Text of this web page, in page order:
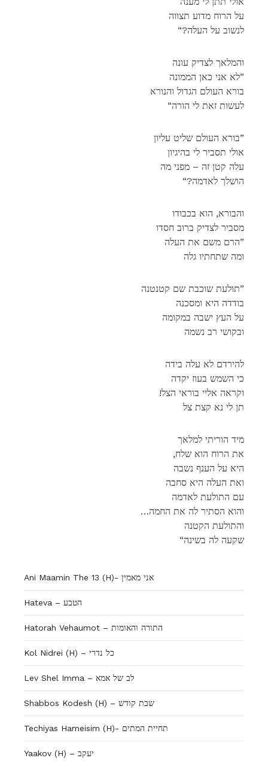
על הרוח מדוע תצווה
“?לנשוב על העלה
והמלאך לצדיק עונה
לא אני כאן הממונה”
בורא העולם הגדול והנורא
“לעשות זאת לי הורה
בורא העולם שליט עליון”
אולי תסביר לי בהיגיון
עלה קטן זה – מפני מה
“?הושלך לאדמה
והבורא, הוא בכבודו
מסביר לצדיק ברוב חסדו
הרם משם את העלה”
ומה שתחתיו גלה
תולעת שוכבת שם קטנטנה”
בודדה היא ומסכנה
על העץ ישבה במקומה
ובקושי רב נשמה
להירדם לא עלה בידה
כי השמש בעוז יקדה
!וקראה אליי בוראי הצל
תן לי נא קצת צל
מיד הוריתי למלאך
,את הרוח הוא שלח
היא על הענף נשבה
ואת העלה היא סחבה
עם התולעת לאדמה
…והוא הסתיר לה את החמה
והתולעת הקטנה
“שקעה לה בשינה
Ani Maamin The 13 (H)- אני מאמין
Hateva – הטבע
Hatorah Vehaumot – התורה והאומות
Kol Nidrei (H) – כל נדרי
Lev Shel Imma – לב של אמא
Shabbos Kodesh (H) – שבת קודש
Techiyas Hameisim (H)- תחיית המתים
Yaakov (H) – יעקב